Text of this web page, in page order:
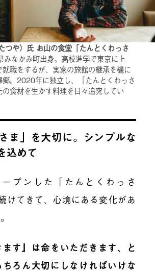
つや）氏 お山の食堂「たんとくわっさ
みなかみ町出身。高校進学で東京に上
職をするが、実家の旅館の継承を機に
郷。2020年に独立し、「たんとくわっさ
の食材を生かす料理を日々追究してい
ま」を大切に。シンプルな
込めて
プンした「たんとくわっさ
けてきて、心境にある変化があ
ます』は命をいただきます、と
ろん大切にしなければいけな